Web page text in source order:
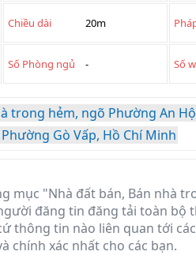
Chiều dài 20m
Số Phòng ngủ - Số
trong hẻm, ngõ Phường An
Gò Vấp, Hồ Chí Minh
mục "Nhà đất bán, Bán nhà
đăng tin đăng tải toàn bộ
thông tin nào liên quan tới
chính xác nhất cho các bạn.